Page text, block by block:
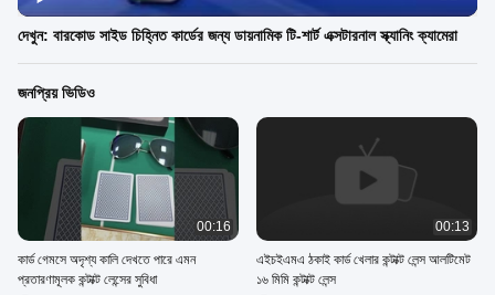
দেখুন: বারকোড সাইড চিহ্নিত কার্ডের জন্য ডায়নামিক টি-শার্ট এক্সটারনাল স্ক্যানিং ক্যামেরা
জনপ্রিয় ভিডিও
00:16
কার্ড গেমসে অদৃশ্য কালি দেখতে পারে এমন
প্রতারণামূলক কন্টাক্ট লেন্সের সুবিধা
00:13
এইচইএমএ ঠকাই কার্ড খেলার কন্টাক্ট লেন্স আলটিমেট
১৬ মিমি কন্টাক্ট লেন্স